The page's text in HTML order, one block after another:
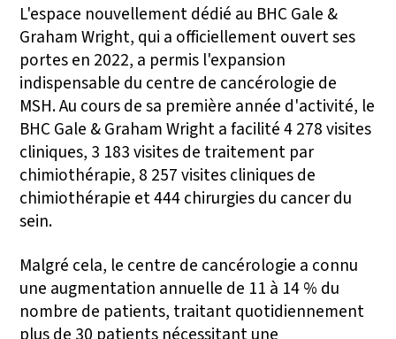
L'espace nouvellement dédié au BHC Gale &
Graham Wright, qui a officiellement ouvert ses
portes en 2022, a permis l'expansion
indispensable du centre de cancérologie de
MSH. Au cours de sa première année d'activité, le
BHC Gale & Graham Wright a facilité 4 278 visites
cliniques, 3 183 visites de traitement par
chimiothérapie, 8 257 visites cliniques de
chimiothérapie et 444 chirurgies du cancer du
sein.
Malgré cela, le centre de cancérologie a connu
une augmentation annuelle de 11 à 14 % du
nombre de patients, traitant quotidiennement